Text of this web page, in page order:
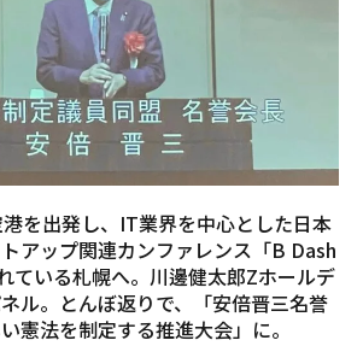
を出発し、IT業界を中心とした日本
アップ関連カンファレンス「B Dash
ている札幌へ。川邊健太郎Zホールデ
ル。とんぼ返りで、「安倍晋三名誉
憲法を制定する推進大会」に。